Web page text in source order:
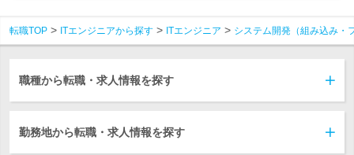
転職TOP ITエンジニアから探す ITエンジニア システム開発（組み込み・
職種から転職・求人情報を探す
勤務地から転職・求人情報を探す